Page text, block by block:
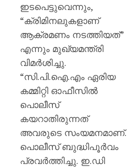
ഇടപെട്ടുവെന്നും,
“ക്രിമിനലുകളാണ്
ആക്രമണം നടത്തിയത്”
എന്നും മുഖ്യമന്ത്രി
വിമർശിച്ചു.
“സി.പി.ഐ.എം ഏരിയ
കമ്മിറ്റി ഓഫീസിൽ
പൊലീസ്
കയറാതിരുന്നത്
അവരുടെ സംയമനമാണ്.
പൊലീസ് ബുദ്ധിപൂർവം
പ്രവർത്തിച്ചു. ഇ.ഡി